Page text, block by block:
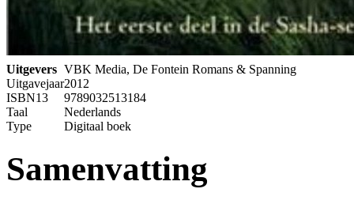
Uitgevers VBK Media, De Fontein Romans & Spanning
Uitgavejaar2012
ISBN13
9789032513184
Taal
Nederlands
Type
Digitaal boek
Samenvatting